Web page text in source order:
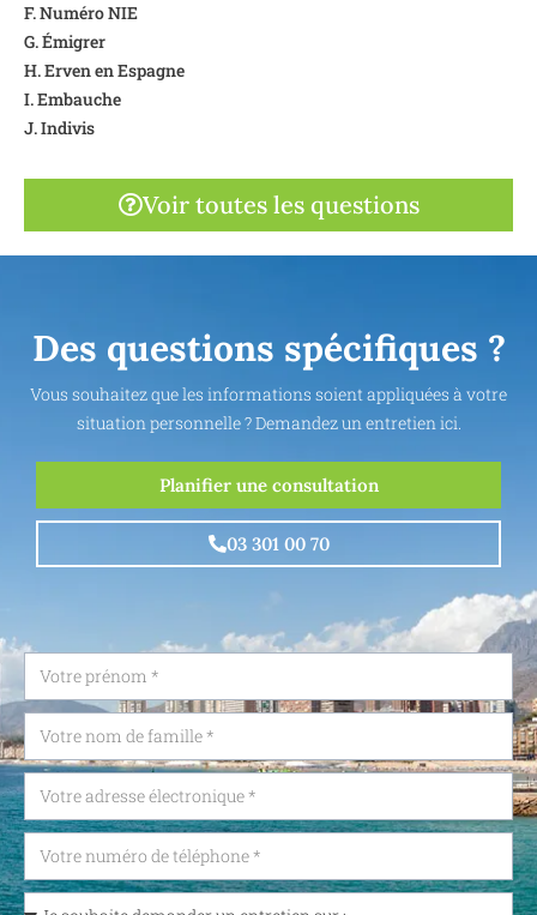
F. Numéro NIE
G. Émigrer
H. Erven en Espagne
I. Embauche
J. Indivis
Voir toutes les questions
Des questions spécifiques ?
Vous souhaitez que les informations soient appliquées à votre
situation personnelle ? Demandez un entretien ici.
Planifier une consultation
03 301 00 70